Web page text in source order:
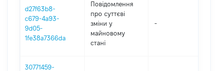
d27f63b8-
c679-4a93-
9d05-
1fe38a7366da
Повідомлення
про суттєві
зміни y
майновому
стані
-
30771459-